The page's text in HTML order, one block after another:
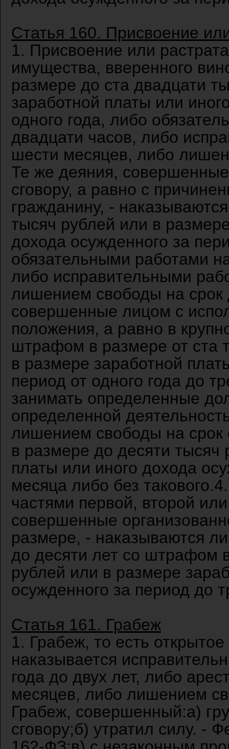
Статья 160. Присвоение
1. Присвоение или
имущества, вверенного
размере до ста двадцати
заработной платы или
одного года, либо
двадцати часов, либо
шести месяцев, либо
Те же деяния,
сговору, а равно с
гражданину, -
тысяч рублей или в
дохода осужденного за
обязательными работами
либо исправительными
лишением свободы на срок
совершенные лицом с
положения, а равно в
штрафом в размере от ста
в размере заработной
период от одного года до
занимать определенные
определенной
лишением свободы на
в размере до десяти тысяч
платы или иного дохода
месяца либо без
частями первой, второй
совершенные
размере, - наказываются
до десяти лет со штрафом
рублей или в размере
осужденного за период до
Статья 161. Грабеж
1. Грабеж, то есть
наказывается
года до двух лет, либо
месяцев, либо лишением
Грабеж, совершенный:а)
сговору;б) утратил силу. -